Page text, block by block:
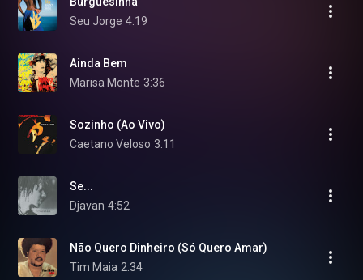
Seu Jorge 4:19
Ainda Bem
Marisa Monte 3:36
Sozinho (Ao Vivo)
Caetano Veloso 3:11
Se...
Djavan 4:52
Não Quero Dinheiro (Só Quero Amar)
Tim Maia 2:34